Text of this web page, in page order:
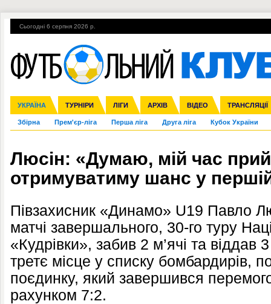
Сьогодні 6 серпня 2026 р.
УКРАЇНА ТУРНІРИ ЛІГИ АРХІВ ВІДЕО ТРАНСЛЯЦІЇ
Збірна Прем'єр-ліга Перша ліга Друга ліга Кубок України
Ліга чемпіонів Ліга Європи Міжнародні Ліга націй Ліга
Англія Іспанія Італія Німеччина Франція Інші
ЧС-2014 ЄВРО-2016 Росія Кубок конфедерацій ЧЄ-2015 (U-
Гарячі теми УПЛ, 1-й тур ВІЙНА УПЛ-ПЕРЕХОДИ
Люсін: «Думаю, мій час
отримуватиму шанс у
Півзахисник «Динамо» U19 Павло
матчі завершального, 30-го туру
«Кудрівки», забив 2 м’ячі та віддав
третє місце у списку бомбардирів,
поєдинку, який завершився
рахунком 7:2.